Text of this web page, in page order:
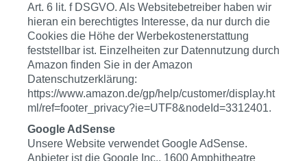
Art. 6 lit. f DSGVO. Als Websitebetreiber haben wir
hieran ein berechtigtes Interesse, da nur durch die
Cookies die Höhe der Werbekostenerstattung
feststellbar ist. Einzelheiten zur Datennutzung durch
Amazon finden Sie in der Amazon
Datenschutzerklärung:
https://www.amazon.de/gp/help/customer/display.ht
ml/ref=footer_privacy?ie=UTF8&nodeId=3312401.
Google AdSense
Unsere Website verwendet Google AdSense.
Anbieter ist die Google Inc., 1600 Amphitheatre